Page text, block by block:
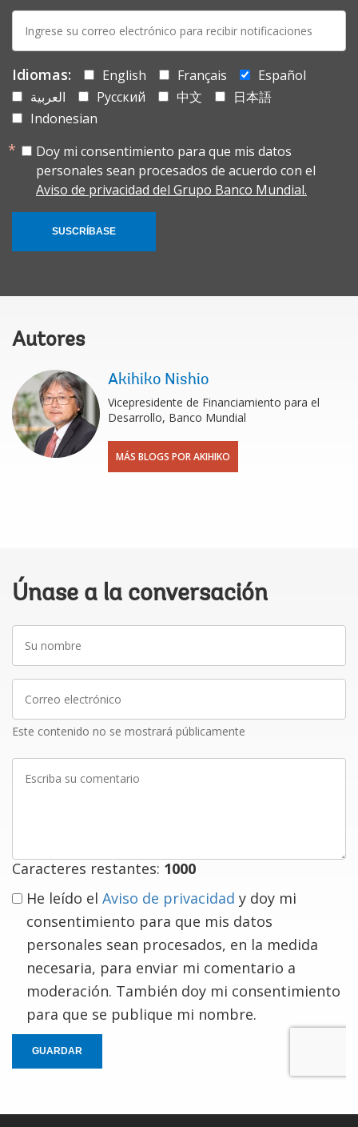
mail:
Idiomas: English Français
Español
العربية
Русский 中文
日本語
Indonesian
Doy mi consentimiento para que mis datos
personales sean procesados de acuerdo con el
Aviso de privacidad del Grupo Banco Mundial.
SUSCRÍBASE
Autores
Akihiko Nishio
Vicepresidente de Financiamiento para el
Desarrollo, Banco Mundial
MÁS BLOGS POR AKIHIKO
Únase a la conversación
nombre
electrónico
Este contenido no se mostrará públicamente
Caracteres restantes: 1000
He leído el Aviso de privacidad y doy mi
consentimiento para que mis datos
personales sean procesados, en la medida
necesaria, para enviar mi comentario a
moderación. También doy mi consentimiento
para que se publique mi nombre.
GUARDAR